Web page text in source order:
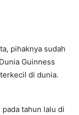
pihaknya sudah
Guinness
di dunia.
tahun lalu di